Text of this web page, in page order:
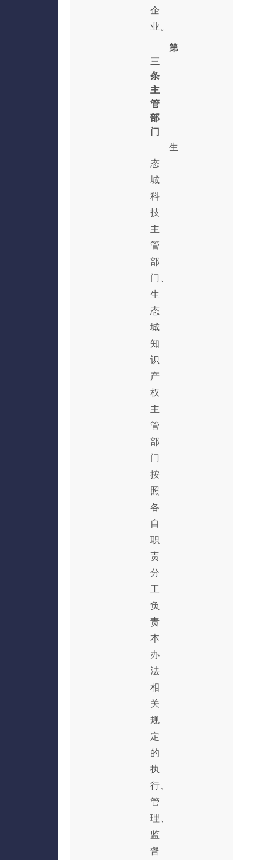
企
业。
第
三
条
主
管
部
门
生
态
城
科
技
主
管
部
门、
生
态
城
知
识
产
权
主
管
部
门
按
照
各
自
职
责
分
工
负
责
本
办
法
相
关
规
定
的
执
行、
管
理、
监
督